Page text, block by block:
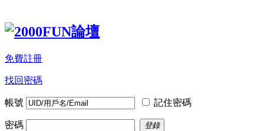
免費註冊
找回密碼
帳號 記住密碼
密碼 登錄